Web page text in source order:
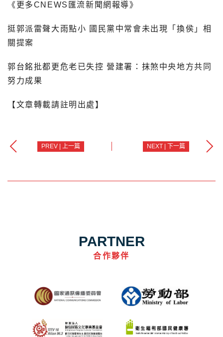
《更多CNEWS匯流新聞網報導》
挺郭派雷聲大雨點小 國民黨中常會未出現「換侯」相
關提案
郭台銘批都更危老已失控 營建署：抹煞中央地方共同
努力成果
【文章轉載請註明出處】
PREV | 上一篇 NEXT | 下一篇
PARTNER
合作夥伴